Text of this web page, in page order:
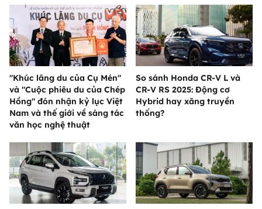
"Khúc lãng du của Cụ Mén"
và "Cuộc phiêu du của Chép
Hồng" đón nhận kỷ lục Việt
Nam và thế giới về sáng tác
văn học nghệ thuật
So sánh Honda CR-V L và
CR-V RS 2025: Động cơ
Hybrid hay xăng truyền
thống?